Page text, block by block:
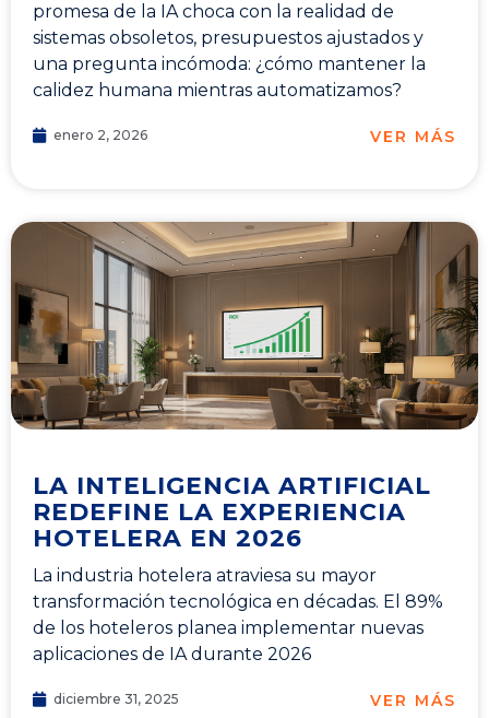
promesa de la IA choca con la realidad de
sistemas obsoletos, presupuestos ajustados y
una pregunta incómoda: ¿cómo mantener la
calidez humana mientras automatizamos?
enero 2, 2026 VER MÁS
LA INTELIGENCIA ARTIFICIAL
REDEFINE LA EXPERIENCIA
HOTELERA EN 2026
La industria hotelera atraviesa su mayor
transformación tecnológica en décadas. El 89%
de los hoteleros planea implementar nuevas
aplicaciones de IA durante 2026
diciembre 31, 2025 VER MÁS